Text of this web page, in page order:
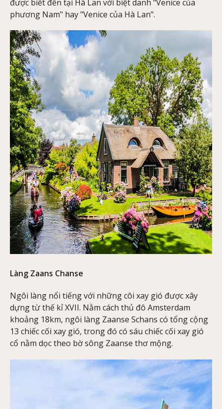
được biết đến tại Hà Lan với biệt danh "Venice của
phương Nam" hay "Venice của Hà Lan".
Làng Zaans Chanse
Ngôi làng nổi tiếng với những côi xay gió được xây
dựng từ thế kỉ XVII. Nằm cách thủ đô Amsterdam
khoảng 18km, ngôi làng Zaanse Schans có tổng cộng
13 chiếc cối xay gió, trong đó có sáu chiếc cối xay gió
cổ nằm dọc theo bờ sông Zaanse thơ mộng.